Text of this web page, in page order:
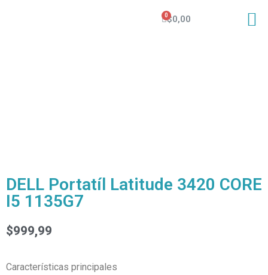
$0,00
DELL Portatíl Latitude 3420 CORE
I5 1135G7
$999,99
Características principales